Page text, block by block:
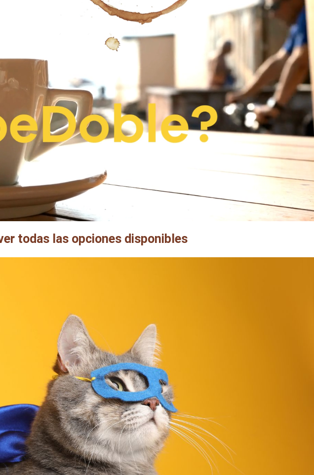
todas las opciones disponibles